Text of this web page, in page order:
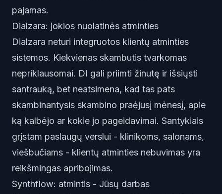
pajamas.
Dialzara: jokios nuolatinės atminties
Dialzara neturi integruotos klientų atminties
sistemos. Kiekvienas skambutis tvarkomas
nepriklausomai. DI gali priimti žinutę ir išsiųsti
santrauką, bet neatsimena, kad tas pats
skambinantysis skambino praėjusį mėnesį, apie
ką kalbėjo ar kokie jo pageidavimai. Santykiais
grįstam paslaugų verslui - klinikoms, salonams,
viešbučiams - klientų atminties nebuvimas yra
reikšmingas apribojimas.
Synthflow: atmintis - Jūsų darbas